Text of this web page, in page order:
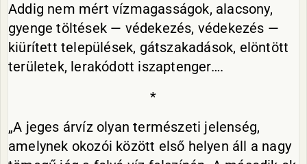
Addig nem mért vízmagasságok, alacsony,
gyenge töltések — védekezés, védekezés —
kiürített települések, gátszakadások, elöntött
területek, lerakódott iszaptenger….
*
„A jeges árvíz olyan természeti jelenség,
amelynek okozói között első helyen áll a nagy